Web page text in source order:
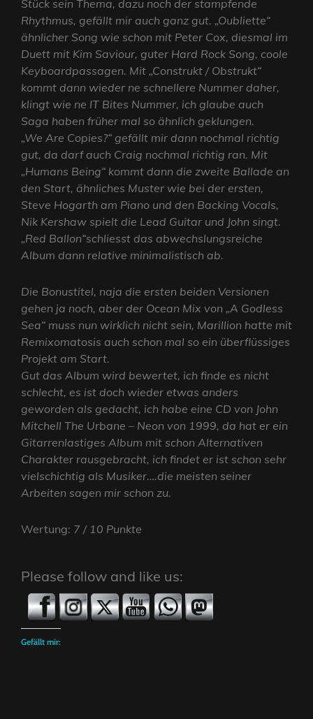
Stück sein Thema, dazu noch der stampfende
Rhythmus, gefällt mir auch ganz gut. „Oubliette“
ähnlicher Song wie schon mit Peter Cox, diesmal im
Duett mit Kim Saviour, guter Hard Rock Song, coole
Keyboardpassagen. Mit „Construkt / Obstrukt“
kommt dann wieder ne schnellere Nummer daher,
klingt wie ne IT Bites Nummer, ich glaube auch
Saga haben früher mal so ähnlich geklungen.
„We Are Copies?“ gefällt mir dann nochmal richtig
gut, da darf auch Craig nochmal richtig ran. Mit
„Humans Being“ kommt dann die zweite Ballade an
den Start, ähnliches Muster wie bei der ersten,
Steve Hogarth am Piano und den Backing Vocals,
Nik Kershaw spielt die Lead Guitar und John singt.
„Red Ballon“schliesst das abwechslungsreiche
Album dann relative minimalistisch ab.
Die Bonustitel, naja die ersten beiden Versionen
gehen ja noch, aber der Ocean Mix von „A Godless
Sea“ muss nun wirklich nicht sein, Marillion hatte mit
Remixomatosis auch schon mal so ein überflüssiges
Projekt am Start.
Gut das Album wird bewertet, ich finde es nicht
schlecht, es ist doch wieder etwas anders
geworden als gedacht, ich habe eine CD von John
Mitchell The Urbane – Neon von 1999, da hat er ein
Gitarrenlastiges Album mit schon Alternativen
Charakter rausgebracht, ich findet er ist schon sehr
vielschichtig als Musiker….die meisten seiner
Arbeiten sagen mir schon zu.
Wertung: 7 / 10 Punkte
Please follow and like us:
Gefällt mir: